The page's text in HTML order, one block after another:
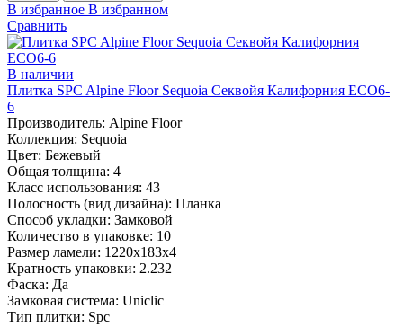
В избранное В избранном
Сравнить
В наличии
Плитка SPC Alpine Floor Sequoia Секвойя Калифорния ECO6-
6
Производитель: Alpine Floor
Коллекция: Sequoia
Цвет: Бежевый
Общая толщина: 4
Класс использования: 43
Полосность (вид дизайна): Планка
Способ укладки: Замковой
Количество в упаковке: 10
Размер ламели: 1220х183х4
Кратность упаковки: 2.232
Фаска: Да
Замковая система: Uniclic
Тип плитки: Spc